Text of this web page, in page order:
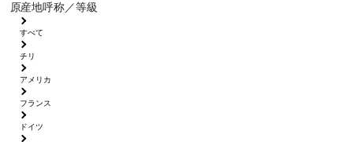
原産地呼称／等級
すべて
チリ
アメリカ
フランス
ドイツ